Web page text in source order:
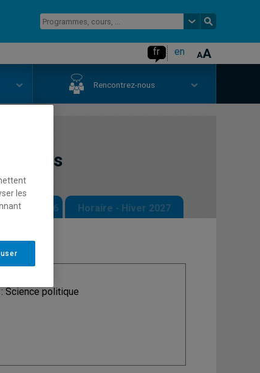
fr en
Rencontrez-nous
2026 Horaire - Hiver 2027
: Science politique
les